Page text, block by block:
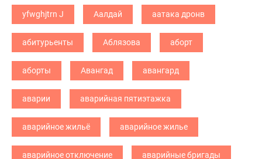
yfwghjtrn J Аалдай аатака дронв
абитурьенты Аблязова аборт
аборты Авангад авангард
аварии аварийная пятиэтажка
аварийное жильё аварийное жилье
аварийное отключение аварийные бригады